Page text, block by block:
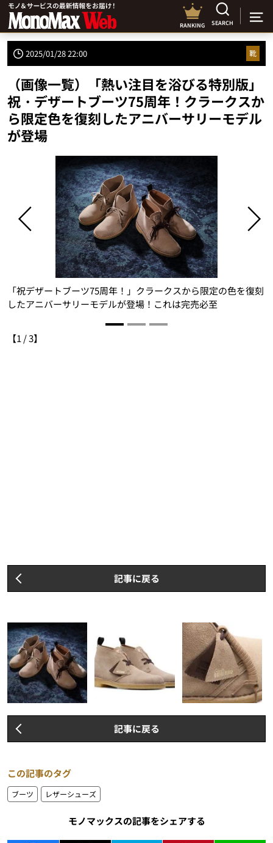
RANKING SEARCH
2025/01/28 22:00 靴
（画像一覧）「熱い注目を浴びる特別版」
祝・デザートブーツ75周年！クラークスか
ら限定色を復刻したアニバーサリーモデル
が登場
「祝デザートブーツ75周年！」クラークスから限定の色を復刻
したアニバーサリーモデルが登場！これは完売必至
【1 /3】
記事に戻る
記事に戻る
この記事のタグ
ブーツ レザーシューズ
モノマックスの記事をシェアする